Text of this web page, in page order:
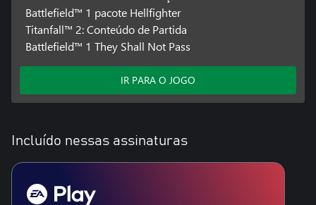
Battlefield™ 1 pacote Hellfighter
Titanfall™ 2: Conteúdo de Partida
Battlefield™ 1 They Shall Not Pass
IR PARA O JOGO
Incluído nessas assinaturas